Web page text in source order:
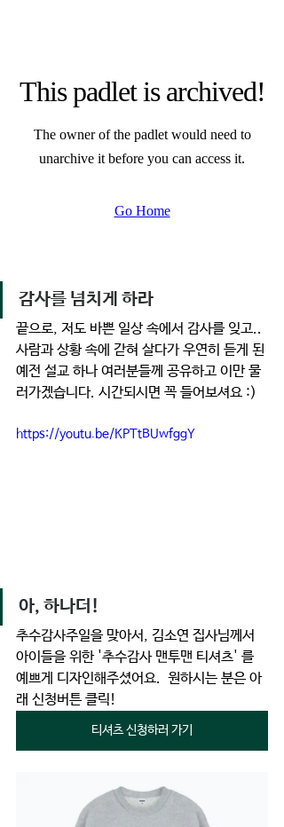
감사를 넘치게 하라
끝으로, 저도 바쁜 일상 속에서 감사를 잊고..
사람과 상황 속에 갇혀 살다가 우연히 듣게 된
예전 설교 하나 여러분들께 공유하고 이만 물
러가겠습니다. 시간되시면 꼭 들어보셔요 :)
https://youtu.be/KPTtBUwfggY
아, 하나더!
추수감사주일을 맞아서, 김소연 집사님께서
아이들을 위한 '추수감사 맨투맨 티셔츠' 를
예쁘게 디자인해주셨어요.  원하시는 분은 아
래 신청버튼 클릭!
티셔츠 신청하러 가기